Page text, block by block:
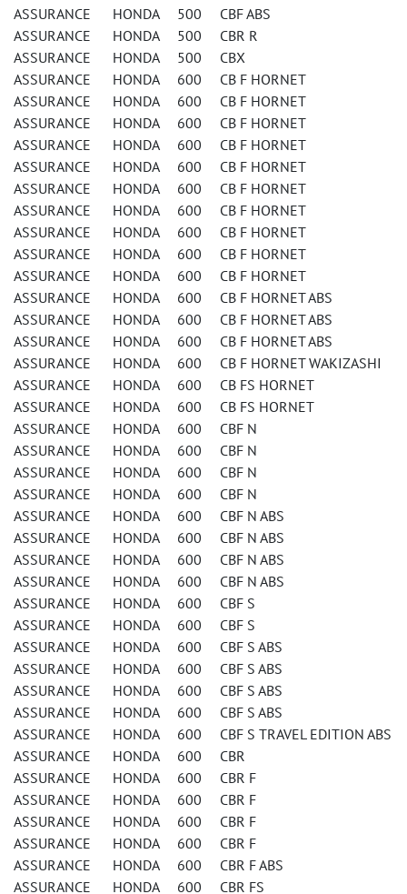
ASSURANCE HONDA 500 CBF ABS
ASSURANCE HONDA 500 CBR R
ASSURANCE HONDA 500 CBX
ASSURANCE HONDA 600 CB F HORNET
ASSURANCE HONDA 600 CB F HORNET
ASSURANCE HONDA 600 CB F HORNET
ASSURANCE HONDA 600 CB F HORNET
ASSURANCE HONDA 600 CB F HORNET
ASSURANCE HONDA 600 CB F HORNET
ASSURANCE HONDA 600 CB F HORNET
ASSURANCE HONDA 600 CB F HORNET
ASSURANCE HONDA 600 CB F HORNET
ASSURANCE HONDA 600 CB F HORNET
ASSURANCE HONDA 600 CB F HORNET ABS
ASSURANCE HONDA 600 CB F HORNET ABS
ASSURANCE HONDA 600 CB F HORNET ABS
ASSURANCE HONDA 600 CB F HORNET WAKIZASHI
ASSURANCE HONDA 600 CB FS HORNET
ASSURANCE HONDA 600 CB FS HORNET
ASSURANCE HONDA 600 CBF N
ASSURANCE HONDA 600 CBF N
ASSURANCE HONDA 600 CBF N
ASSURANCE HONDA 600 CBF N
ASSURANCE HONDA 600 CBF N ABS
ASSURANCE HONDA 600 CBF N ABS
ASSURANCE HONDA 600 CBF N ABS
ASSURANCE HONDA 600 CBF N ABS
ASSURANCE HONDA 600 CBF S
ASSURANCE HONDA 600 CBF S
ASSURANCE HONDA 600 CBF S ABS
ASSURANCE HONDA 600 CBF S ABS
ASSURANCE HONDA 600 CBF S ABS
ASSURANCE HONDA 600 CBF S ABS
ASSURANCE HONDA 600 CBF S TRAVEL EDITION ABS
ASSURANCE HONDA 600 CBR
ASSURANCE HONDA 600 CBR F
ASSURANCE HONDA 600 CBR F
ASSURANCE HONDA 600 CBR F
ASSURANCE HONDA 600 CBR F
ASSURANCE HONDA 600 CBR F ABS
ASSURANCE HONDA 600 CBR FS